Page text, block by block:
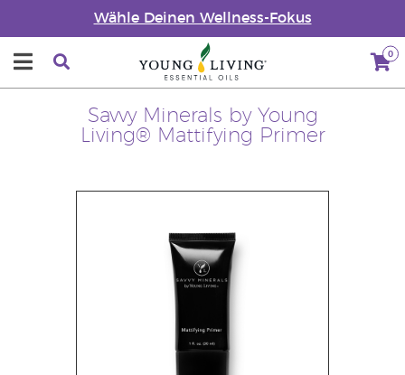
Wähle Deinen Wellness-Fokus
0
Savvy Minerals by Young
Living® Mattifying Primer